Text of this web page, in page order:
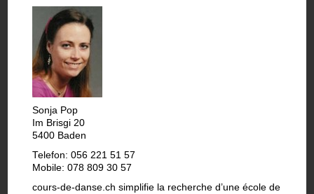
Sonja Pop
Im Brisgi 20
5400 Baden
Telefon: 056 221 51 57
Mobile: 078 809 30 57
cours-de-danse.ch simplifie la recherche d’une école de